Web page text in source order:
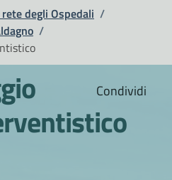
rete degli Ospedali /
/
Condividi